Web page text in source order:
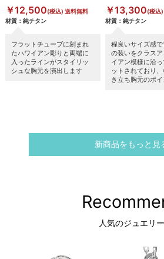
￥12,500(税込) 送料無料
材質：純チタン
フラットチューブに刻まれ
たハワイアン彫りと両端に
入ったラインがスタイリッ
シュな胸元を演出します
￥13,300(税込
材質：純チタン
程良いサイズ感
の装いをクラス
イアン模様に沿
ットされており
き立ち胸元のポ
新商品をもっと見
人気のジュエリー